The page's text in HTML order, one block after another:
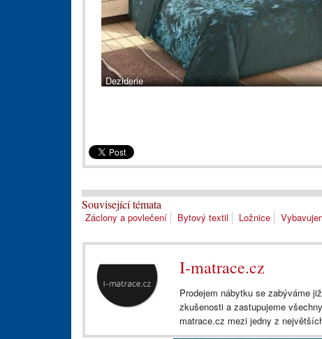
Deziderie
Související témata
Záclony a povlečení Bytový textil Ložnice
I-matrace.cz
Prodejem nábytku se zabýváme
zkušenosti a zastupujeme
matrace.cz mezi jedny z